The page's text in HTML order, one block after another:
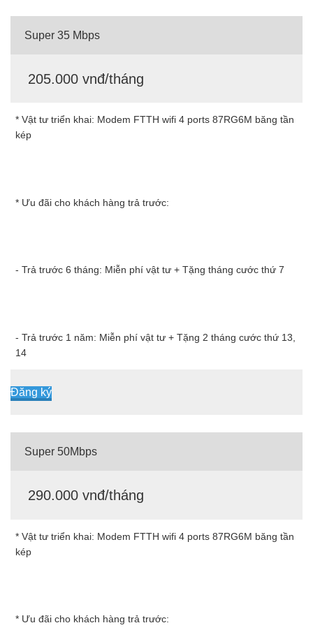
Super 35 Mbps
205.000 vnđ/tháng
* Vật tư triển khai: Modem FTTH wifi 4 ports 87RG6M băng tần
kép
* Ưu đãi cho khách hàng trả trước:
- Trả trước 6 tháng: Miễn phí vật tư + Tặng tháng cước thứ 7
- Trả trước 1 năm: Miễn phí vật tư + Tặng 2 tháng cước thứ 13,
14
Đăng ký
Super 50Mbps
290.000 vnđ/tháng
* Vật tư triển khai: Modem FTTH wifi 4 ports 87RG6M băng tần
kép
* Ưu đãi cho khách hàng trả trước: